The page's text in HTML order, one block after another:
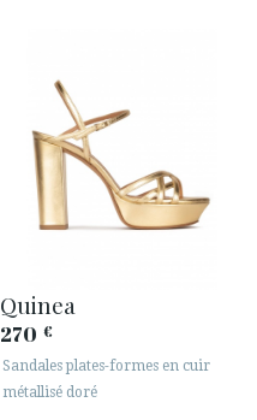
Quinea
270 €
Sandales plates-formes en cuir
métallisé doré